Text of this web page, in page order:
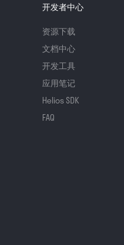
开发者中心
资源下载
文档中心
开发工具
应用笔记
Helios SDK
FAQ